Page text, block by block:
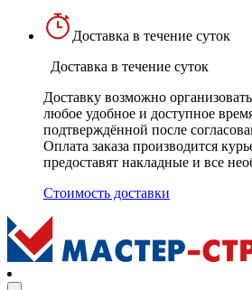
Доставка в течение суток
Доставка в течение суток
Доставку возможно
любое удобное и доступное
подтверждённой после
Оплата заказа производится
предоставят накладные и все
Стоимость доставки